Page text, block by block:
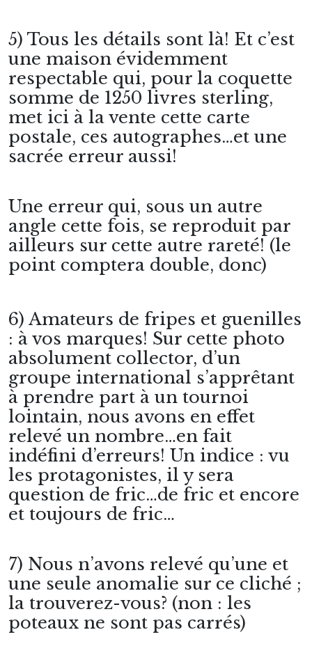
5) Tous les détails sont là! Et c’est
une maison évidemment
respectable qui, pour la coquette
somme de 1250 livres sterling,
met ici à la vente cette carte
postale, ces autographes…et une
sacrée erreur aussi!
Une erreur qui, sous un autre
angle cette fois, se reproduit par
ailleurs sur cette autre rareté! (le
point comptera double, donc)
6) Amateurs de fripes et guenilles
: à vos marques! Sur cette photo
absolument collector, d’un
groupe international s’apprêtant
à prendre part à un tournoi
lointain, nous avons en effet
relevé un nombre…en fait
indéfini d’erreurs! Un indice : vu
les protagonistes, il y sera
question de fric…de fric et encore
et toujours de fric…
7) Nous n’avons relevé qu’une et
une seule anomalie sur ce cliché ;
la trouverez-vous? (non : les
poteaux ne sont pas carrés)